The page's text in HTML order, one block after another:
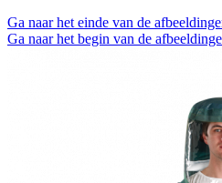
Ga naar het einde van de
Ga naar het begin van de